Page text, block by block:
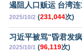
遏阻人口贩运 台湾
2025/10/2 (231,044次)
习近平被骂“昏君发
2025/10/1 (96,119次)